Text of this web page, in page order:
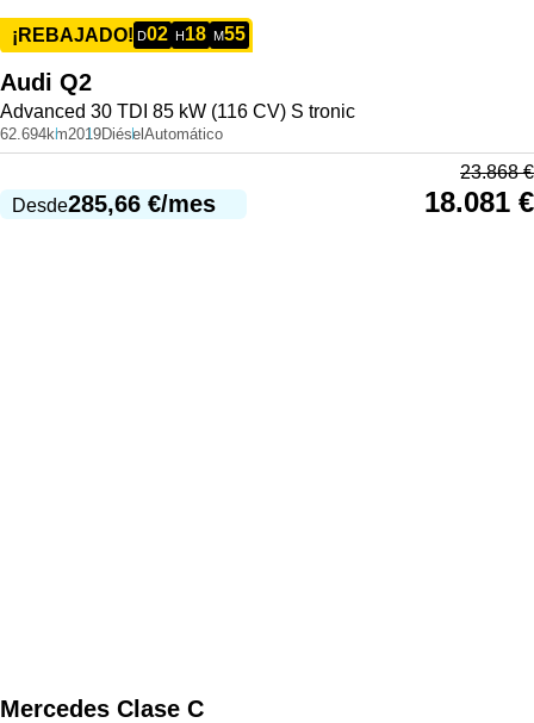
¡REBAJADO! D02 H 18 M55
Audi Q2
Advanced 30 TDI 85 kW (116 CV) S tronic
62.694km2019Diésel Automático
Desde285,66 €/mes
23.868€
18.081 €
Mercedes Clase C